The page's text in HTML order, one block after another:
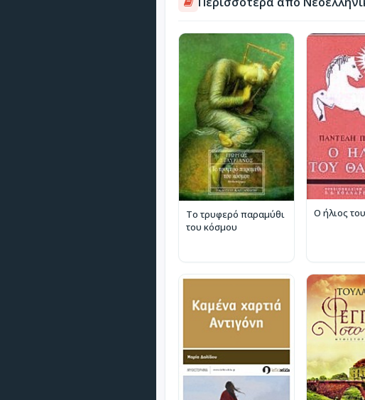
Το τρυφερό παραμύθι
του κόσμου
Ο ήλιος